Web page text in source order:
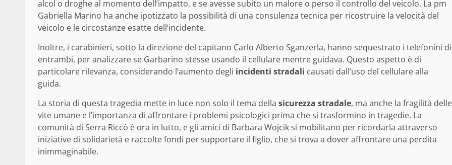
alcol o droghe al momento dell’impatto, e se avesse subito un malore o perso il controllo del veicolo. La pm
Gabriella Marino ha anche ipotizzato la possibilità di una consulenza tecnica per ricostruire la velocità del
veicolo e le circostanze esatte dell’incidente.
Inoltre, i carabinieri, sotto la direzione del capitano Carlo Alberto Sganzerla, hanno sequestrato i telefonini di
entrambi, per analizzare se Garbarino stesse usando il cellulare mentre guidava. Questo aspetto è di
particolare rilevanza, considerando l’aumento degli incidenti stradali causati dall’uso del cellulare alla
guida.
La storia di questa tragedia mette in luce non solo il tema della sicurezza stradale, ma anche la fragilità delle
vite umane e l’importanza di affrontare i problemi psicologici prima che si trasformino in tragedie. La
comunità di Serra Riccò è ora in lutto, e gli amici di Barbara Wojcik si mobilitano per ricordarla attraverso
iniziative di solidarietà e raccolte fondi per supportare il figlio, che si trova a dover affrontare una perdita
inimmaginabile.